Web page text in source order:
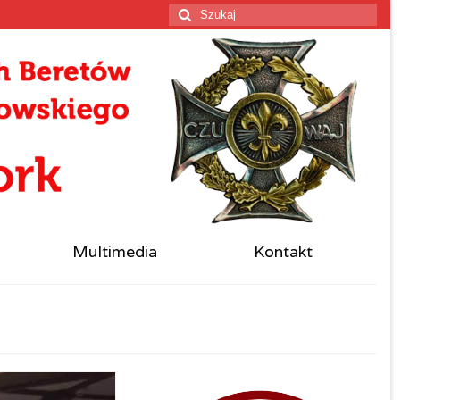
Szuklaj
w:
Multimedia Kontakt